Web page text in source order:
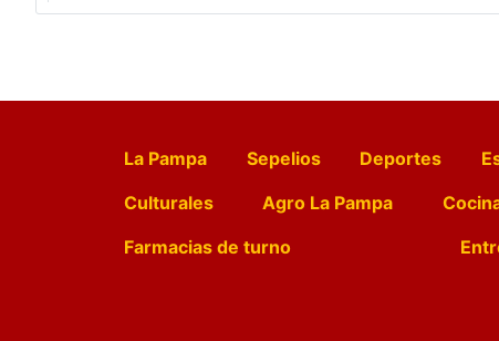
La Pampa Sepelios Deportes
Culturales
Agro La Pampa
Farmacias de turno